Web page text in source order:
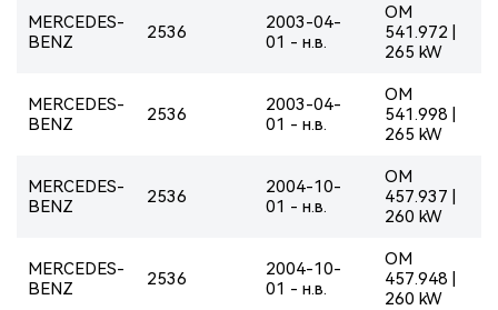
MERCEDES-
BENZ
2536
2003-04-
01 - н.в.
OM
541.972 |
265 kW
MERCEDES-
BENZ
2536
2003-04-
01 - н.в.
OM
541.998 |
265 kW
MERCEDES-
BENZ
2536
2004-10-
01 - н.в.
OM
457.937 |
260 kW
MERCEDES-
BENZ
2536
2004-10-
01 - н.в.
OM
457.948 |
260 kW